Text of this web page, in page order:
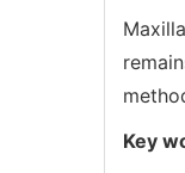
Key